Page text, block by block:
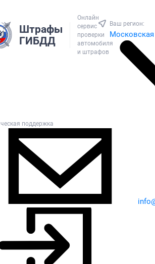
Штрафы
ГИБДД
Онлайн
сервис
проверки
автомобиля
и штрафов
Ваш регион:
Московская
поддержка